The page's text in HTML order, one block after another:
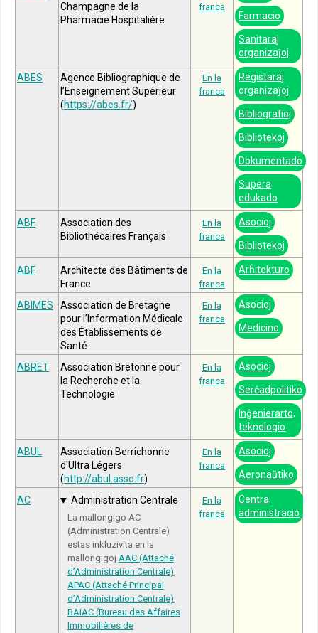
Champagne de la
Pharmacie Hospitalière
franca
Farmacio
Sanitaraj
organizaĵoj
ABES
Agence Bibliographique de
l’Enseignement Supérieur
(https://abes.fr/)
En la
franca
Registaraj
organizaĵoj
Bibliografioj
Bibliotekoj
Dokumentado
Supera
edukado
ABF
Association des
Bibliothécaires Français
En la
franca
Asocioj
Bibliotekoj
ABF
Architecte des Bâtiments de
France
En la
franca
Arĥitekturo
ABIMES
Association de Bretagne
pour l’Information Médicale
des Établissements de
Santé
En la
franca
Asocioj
Medicino
ABRET
Association Bretonne pour
la Recherche et la
Technologie
En la
franca
Asocioj
Serĉadpolitiko
Inĝenierarto,
teknologio
ABUL
Association Berrichonne
d'Ultra Légers
(http://abul.asso.fr)
En la
franca
Asocioj
Aeronaŭtiko
AC Administration Centrale
La mallongigo AC
(Administration Centrale)
estas inkluzivita en la
mallongigoj AAC (Attaché
d’Administration Centrale),
APAC (Attaché Principal
d’Administration Centrale),
BAIAC (Bureau des Affaires
Immobilières de
En la
franca
Centra
administracio